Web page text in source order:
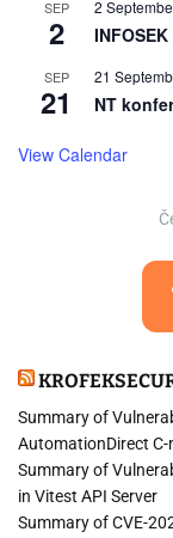
SEP
2
2
SEP
21
21
NT
View Calendar
Summary of
AutomationDirect C-
Summary of
in Vitest API Server
Summary of CVE-